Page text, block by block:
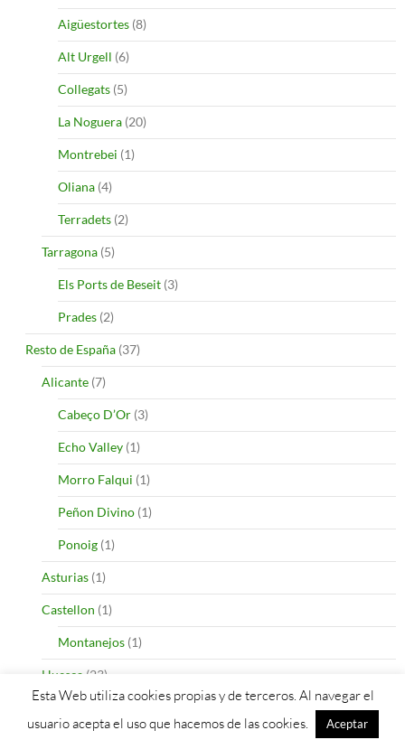
Aigüestortes (8)
Alt Urgell (6)
Collegats (5)
La Noguera (20)
Montrebei (1)
Oliana (4)
Terradets (2)
Tarragona (5)
Els Ports de Beseit (3)
Prades (2)
Resto de España (37)
Alicante (7)
Cabeço D’Or (3)
Echo Valley (1)
Morro Falqui (1)
Peñon Divino (1)
Ponoig (1)
Asturias (1)
Castellon (1)
Montanejos (1)
Huesca (23)
Esta Web utiliza cookies propias y de terceros. Al navegar el
usuario acepta el uso que hacemos de las cookies.
Aceptar